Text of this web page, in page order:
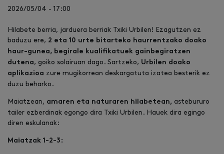
2026/05/04 - 17:00
Hilabete berria, jarduera berriak Txiki Urbilen! Ezagutzen ez
baduzu ere, 2 eta 10 urte bitarteko haurrentzako doako
haur-gunea, begirale kualifikatuek gainbegiratzen
dutena, goiko solairuan dago. Sartzeko, Urbilen doako
aplikazioa zure mugikorrean deskargatuta izatea besterik ez
duzu beharko.
Maiatzean, amaren eta naturaren hilabetean, astebururo
tailer ezberdinak egongo dira Txiki Urbilen. Hauek dira egingo
diren eskulanak:
Maiatzak 1-2-3: